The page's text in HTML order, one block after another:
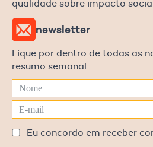
qualidade sobre impacto
newsletter
Fique por dentro de todas as
resumo semanal.
Eu concordo em receber